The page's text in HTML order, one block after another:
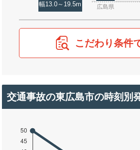
幅13.0～19.5m 広島県
こだわり条件
交通事故の東広島市の時刻別